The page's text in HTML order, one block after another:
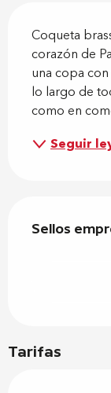
Coqueta
corazón de
una copa
lo largo de
como en
Seguir
Sellos
Sellos
Tarifas